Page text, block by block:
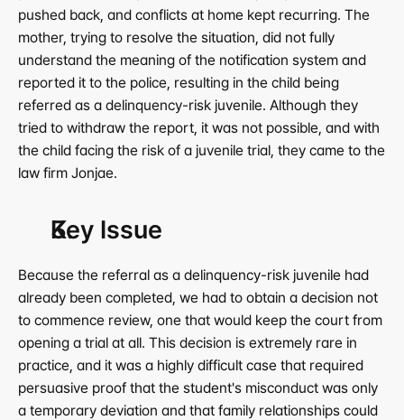
pushed back, and conflicts at home kept recurring. The
mother, trying to resolve the situation, did not fully
understand the meaning of the notification system and
reported it to the police, resulting in the child being
referred as a delinquency-risk juvenile. Although they
tried to withdraw the report, it was not possible, and with
the child facing the risk of a juvenile trial, they came to the
law firm Jonjae.
Key Issue
Because the referral as a delinquency-risk juvenile had
already been completed, we had to obtain a decision not
to commence review, one that would keep the court from
opening a trial at all. This decision is extremely rare in
practice, and it was a highly difficult case that required
persuasive proof that the student's misconduct was only
a temporary deviation and that family relationships could